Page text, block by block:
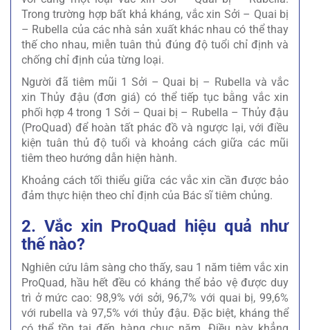
Trong trường hợp bất khả kháng, vắc xin Sởi – Quai bị
– Rubella của các nhà sản xuất khác nhau có thể thay
thế cho nhau, miễn tuân thủ đúng độ tuổi chỉ định và
chống chỉ định của từng loại.
Người đã tiêm mũi 1 Sởi – Quai bị – Rubella và vắc
xin Thủy đậu (đơn giá) có thể tiếp tục bằng vắc xin
phối hợp 4 trong 1 Sởi – Quai bị – Rubella – Thủy đậu
(ProQuad) để hoàn tất phác đồ và ngược lại, với điều
kiện tuân thủ độ tuổi và khoảng cách giữa các mũi
tiêm theo hướng dẫn hiện hành.
Khoảng cách tối thiểu giữa các vắc xin cần được bảo
đảm thực hiện theo chỉ định của Bác sĩ tiêm chủng.
2. Vắc xin ProQuad hiệu quả như
thế nào?
Nghiên cứu lâm sàng cho thấy, sau 1 năm tiêm vắc xin
ProQuad, hầu hết đều có kháng thể bảo vệ được duy
trì ở mức cao: 98,9% với sởi, 96,7% với quai bị, 99,6%
với rubella và 97,5% với thủy đậu. Đặc biệt, kháng thể